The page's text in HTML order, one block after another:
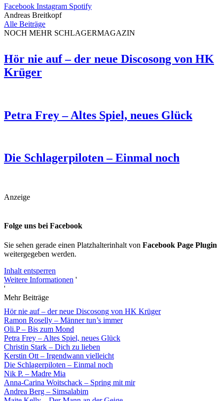
Facebook Instagram Spotify
Andreas Breitkopf
Alle Beiträge
NOCH MEHR SCHLAGERMAGAZIN
Hör nie auf – der neue Discosong von HK
Krüger
Petra Frey – Altes Spiel, neues Glück
Die Schlagerpiloten – Einmal noch
Anzeige
Folge uns bei Facebook
Sie sehen gerade einen Platzhalterinhalt von Facebook Page Plugin
weitergegeben werden.
Inhalt entsperren
Weitere Informationen '
'
Mehr Beiträge
Hör nie auf – der neue Discosong von HK Krüger
Ramon Roselly – Männer tun’s immer
Oli.P – Bis zum Mond
Petra Frey – Altes Spiel, neues Glück
Christin Stark – Dich zu lieben
Kerstin Ott – Irgendwann vielleicht
Die Schlagerpiloten – Einmal noch
Nik P. – Madre Mia
Anna-Carina Woitschack – Spring mit mir
Andrea Berg – Simsalabim